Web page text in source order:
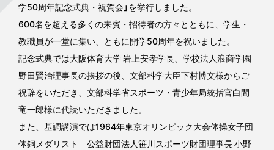
学50周年記念式典・祝賀会」を挙行しました。
600名を超える多くの来賓・招待者の方々とともに、学生・
教職員が一堂に集い、ともに開学50周年を祝いました。
記念式典では大阪体育大学 岩上安孝学長、学校法人浪商学園
野田賢治理事長の挨拶の後、文部科学大臣下村博文様からご
祝辞をいただき、文部科学省スポーツ・青少年局統括官白間
竜一郎様に代読いただきました。
また、基調講演では1964年東京オリンピック大会体操女子団
体銅メダリスト 公益財団法人笹川スポーツ財団理事長 小野